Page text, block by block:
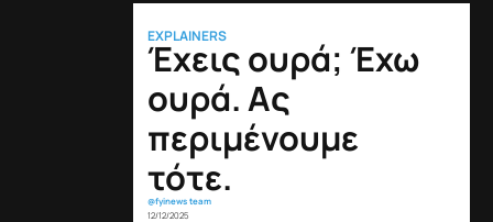
EXPLAINERS
Έχεις ουρά; Έχω
ουρά. Aς
περιμένουμε
τότε.
@fyinews team
12/12/2025